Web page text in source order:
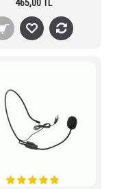
465,00 TL